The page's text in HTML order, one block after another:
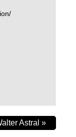
Astral »